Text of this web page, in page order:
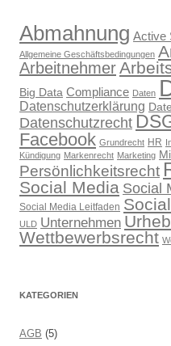
Abmahnung Active
Allgemeine Geschäftsbedingungen
Arbeitnehmer
Big Data Compliance Daten
Datenschutzerklärung
Datenschutzrecht
Facebook Grundrecht HR
Kündigung Markenrecht Marketing
Persönlichkeitsrecht
Social Media Social
Social Media Leitfaden
ULD Unternehmen
Wettbewerbsrecht
KATEGORIEN
AGB (5)